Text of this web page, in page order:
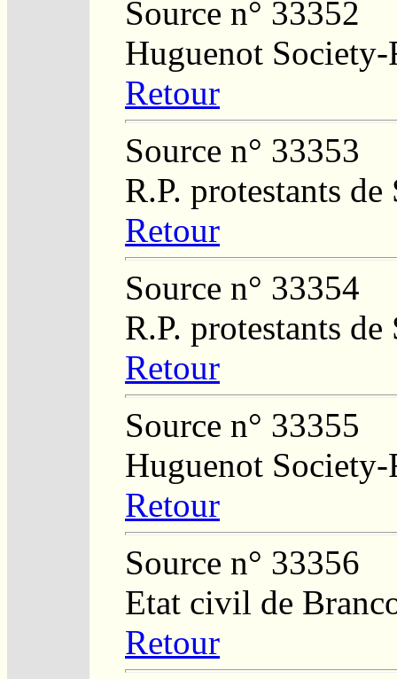
Source n° 33352
Huguenot Society-
Retour
Source n° 33353
R.P. protestants
Retour
Source n° 33354
R.P. protestants
Retour
Source n° 33355
Huguenot Society-
Retour
Source n° 33356
Etat civil de
Retour